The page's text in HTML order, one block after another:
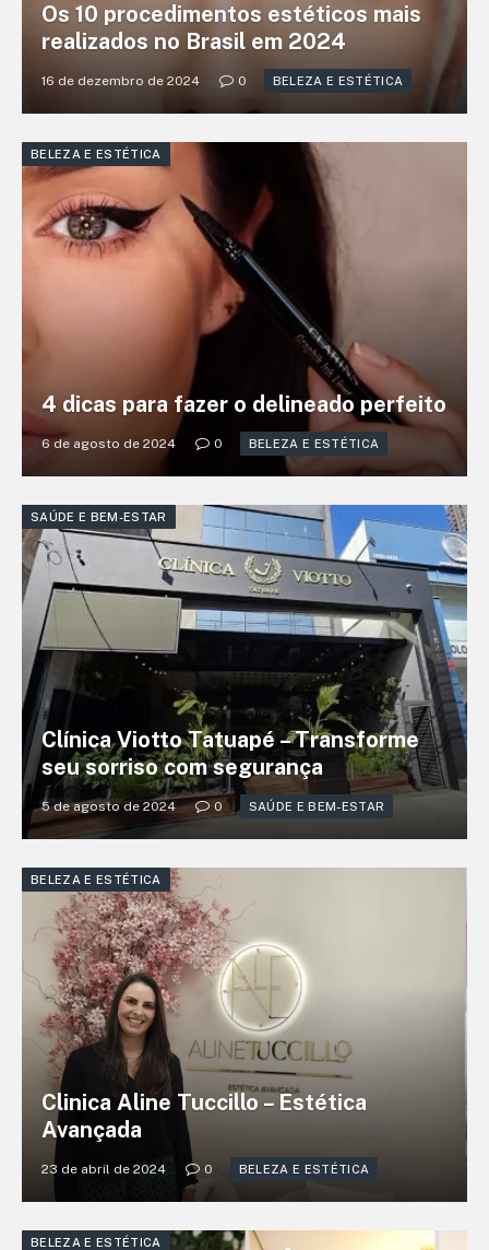
Os 10 procedimentos estéticos mais
realizados no Brasil em 2024
16 de dezembro de 2024 0 BELEZA E ESTÉTICA
BELEZA E ESTÉTICA
4 dicas para fazer o delineado perfeito
6 de agosto de 2024 0 BELEZA E ESTÉTICA
SAÚDE E BEM-ESTAR
Clínica Viotto Tatuapé – Transforme
seu sorriso com segurança
5 de agosto de 2024 0 SAÚDE E BEM-ESTAR
BELEZA E ESTÉTICA
Clinica Aline Tuccillo – Estética
Avançada
23 de abril de 2024 0 BELEZA E ESTÉTICA
BELEZA E ESTÉTICA